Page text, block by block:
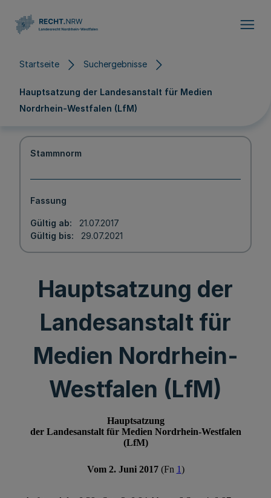
Startseite Suchergebnisse
Hauptsatzung der Landesanstalt für Medien
Nordrhein-Westfalen (LfM)
Stammnorm
Fassung
Gültig ab
21.07.2017
Gültig bis
29.07.2021
Hauptsatzung der
Landesanstalt für
Medien Nordrhein-
Westfalen (LfM)